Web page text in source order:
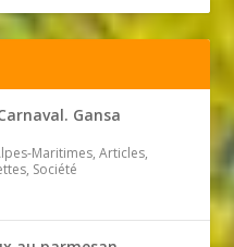
Gansa
Maritimes, Articles,
Société